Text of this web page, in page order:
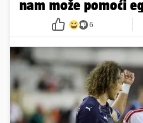
nam može pomoći
6